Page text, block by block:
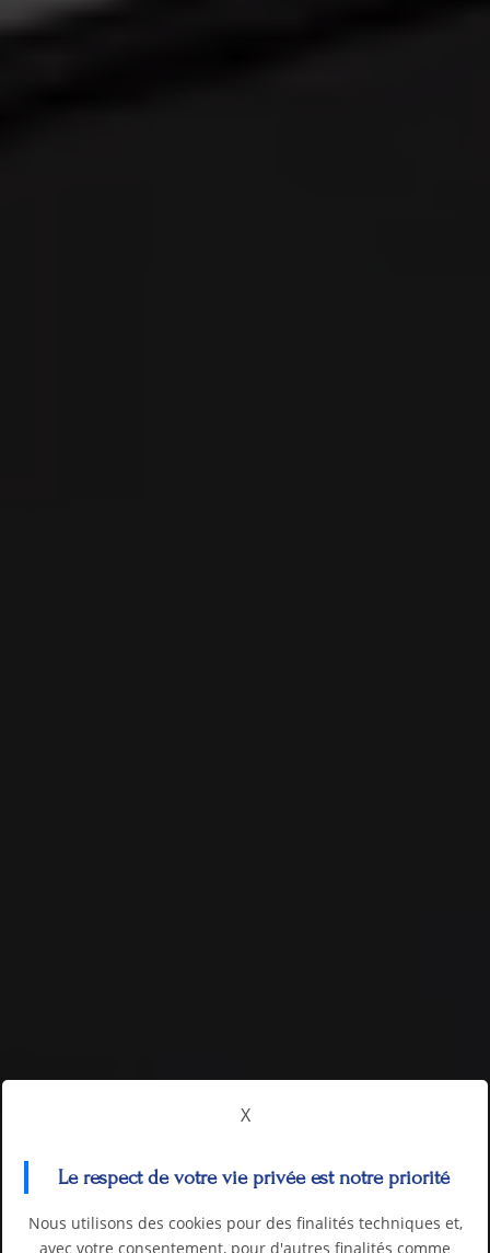
X
Le respect de votre vie privée est notre priorité
Nous utilisons des cookies pour des finalités techniques et,
avec votre consentement, pour d'autres finalités comme